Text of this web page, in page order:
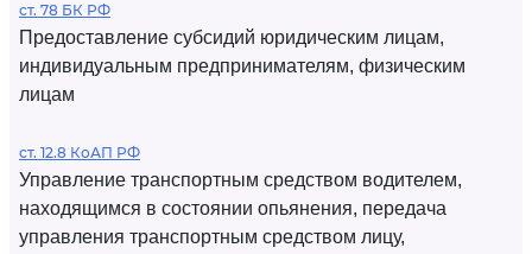
ст. 78 БК РФ
Предоставление субсидий юридическим лицам,
индивидуальным предпринимателям, физическим
лицам
ст. 12.8 КоАП РФ
Управление транспортным средством водителем,
находящимся в состоянии опьянения, передача
управления транспортным средством лицу,